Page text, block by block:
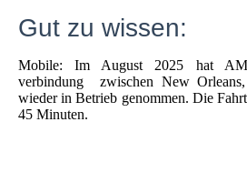
Gut zu wissen:
Mobile: Im August 2025 hat
verbindung zwischen New
wieder in Betrieb genommen. Die
45 Minuten.